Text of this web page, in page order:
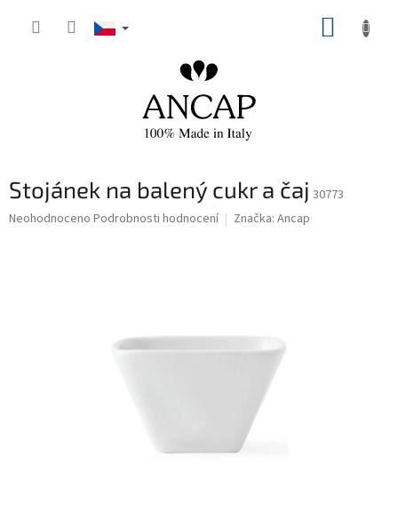
Stojánek na balený cukr a čaj 30773
Průměrné
Neohodnoceno Podrobnosti hodnocení Značka: Ancap